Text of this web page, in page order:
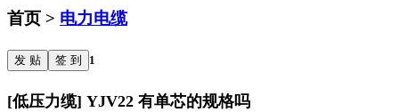
首页 > 电力电缆
发 贴 签 到 1
[低压力缆] YJV22 有单芯的规格吗